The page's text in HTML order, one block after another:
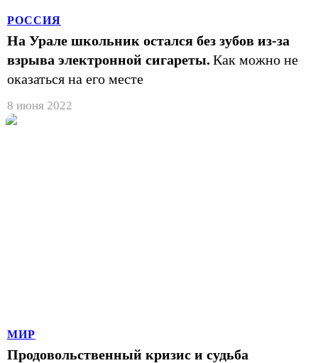
РОССИЯ
На Урале школьник остался без зубов из-за
взрыва электронной сигареты. Как можно не
оказаться на его месте
8 июня 2022
МИР
Продовольственный кризис и судьба